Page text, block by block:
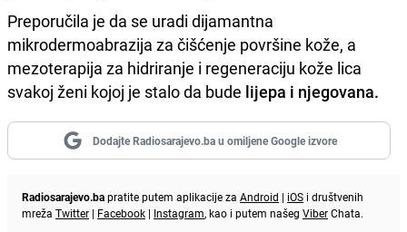
Preporučila je da se uradi dijamantna
mikrodermoabrazija za čišćenje površine kože, a
mezoterapija za hidriranje i regeneraciju kože lica
svakoj ženi kojoj je stalo da bude lijepa i njegovana.
Dodajte Radiosarajevo.ba u omiljene Google izvore
Radiosarajevo.bapratite putem aplikacije za Android | iOS i društvenih
mreža Twitter | Facebook | Instagram, kao i putem našeg ViberChata.